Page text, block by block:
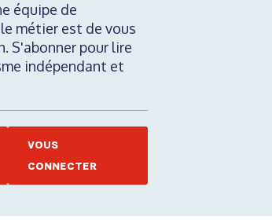
équipe de
métier est de vous
S'abonner pour lire
indépendant et
VOUS
CONNECTER